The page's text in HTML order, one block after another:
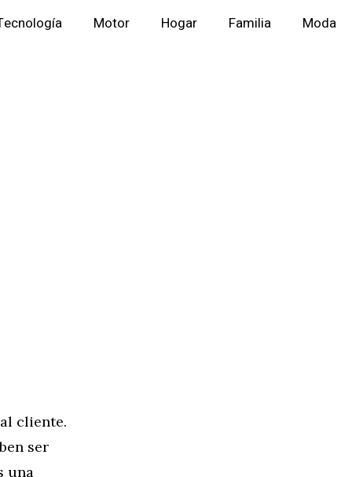
Motor Hogar Familia Moda
cliente.
ser
una